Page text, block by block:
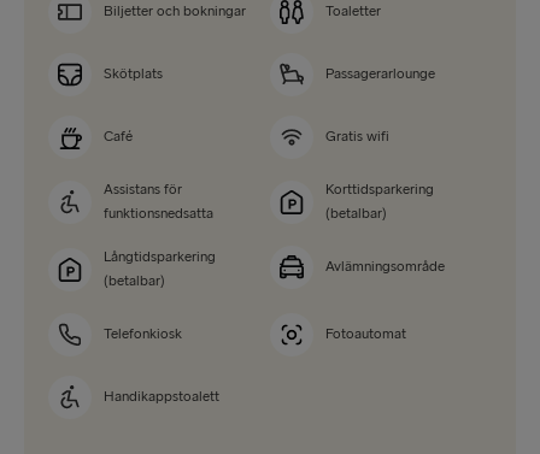
Biljetter och bokningar Toaletter
Skötplats Passagerarlounge
Café Gratis wifi
Assistans för
funktionsnedsatta
Korttidsparkering
(betalbar)
Långtidsparkering
(betalbar)
Avlämningsområde
Telefonkiosk Fotoautomat
Handikappstoalett